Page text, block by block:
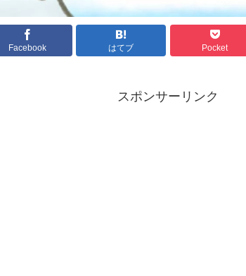
Facebook はてブ Pocket
スポンサーリンク